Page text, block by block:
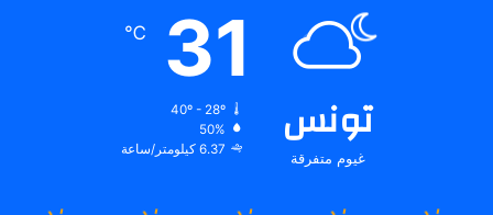
تونس
غيوم متفرقة
31
℃
40º - 28º
50%
6.37 كيلومتر/ساعة